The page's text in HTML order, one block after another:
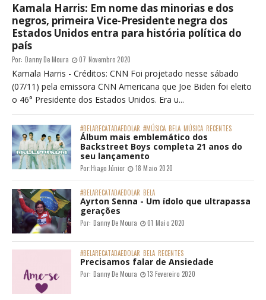
Kamala Harris: Em nome das minorias e dos
negros, primeira Vice-Presidente negra dos
Estados Unidos entra para história política do
país
Por: Danny De Moura 07 Novembro 2020
Kamala Harris - Créditos: CNN Foi projetado nesse sábado
(07/11) pela emissora CNN Americana que Joe Biden foi eleito
o 46° Presidente dos Estados Unidos. Era u...
#BELARECATADAEDOLAR #MÚSICA BELA MÚSICA RECENTES
Álbum mais emblemático dos
Backstreet Boys completa 21 anos do
seu lançamento
Por:Hiago Júnior 18 Maio 2020
#BELARECATADAEDOLAR BELA
Ayrton Senna - Um ídolo que ultrapassa
gerações
Por: Danny De Moura 01 Maio 2020
#BELARECATADAEDOLAR BELA RECENTES
Precisamos falar de Ansiedade
Por: Danny De Moura 13 Fevereiro 2020